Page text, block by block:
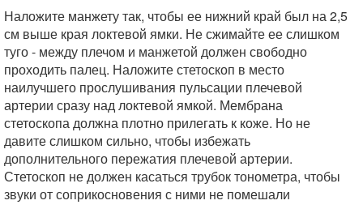
Наложите манжету так, чтобы ее нижний край был на 2,5
см выше края локтевой ямки. Не сжимайте ее слишком
туго - между плечом и манжетой должен свободно
проходить палец. Наложите стетоскоп в место
наилучшего прослушивания пульсации плечевой
артерии сразу над локтевой ямкой. Мембрана
стетоскопа должна плотно прилегать к коже. Но не
давите слишком сильно, чтобы избежать
дополнительного пережатия плечевой артерии.
Стетоскоп не должен касаться трубок тонометра, чтобы
звуки от соприкосновения с ними не помешали